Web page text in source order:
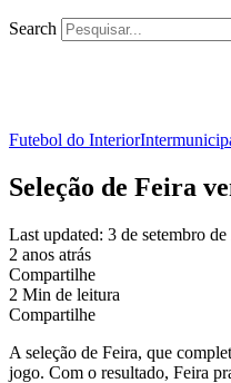
Search
Futebol do Interior
Seleção de Feira
Last updated: 3 de setembro
2 anos atrás
Compartilhe
2 Min de leitura
Compartilhe
A seleção de Feira, que
jogo. Com o resultado, Feira